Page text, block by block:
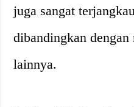
juga sangat
dibandingkan
lainnya.